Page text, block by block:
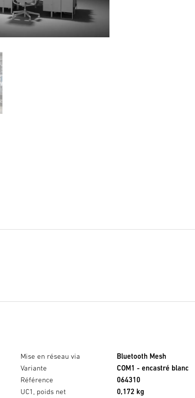
Mise en réseau via
Bluetooth Mesh
Variante
COM1 - encastré blanc
Référence
064310
UC1, poids net
0,172 kg